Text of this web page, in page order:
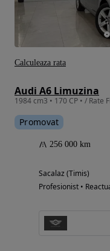
Audi A6 Limuzina
1984 cm3 • 170 CP • /
Promovat
256 000 km
Sacalaz (Timis)
Profesionist •
Calculeaza rata